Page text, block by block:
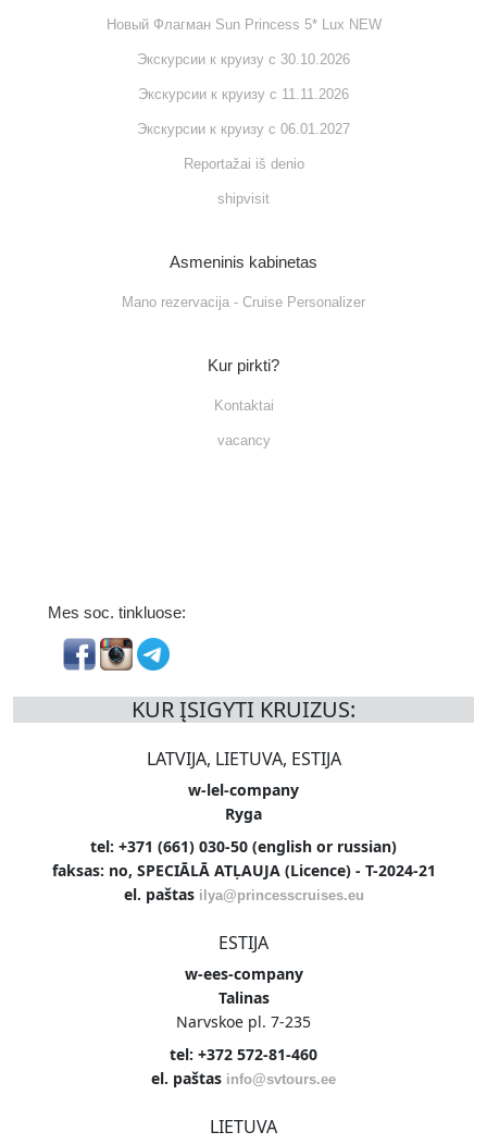
Новый Флагман Sun Princess 5* Lux NEW
Экскурсии к круизу с 30.10.2026
Экскурсии к круизу с 11.11.2026
Экскурсии к круизу с 06.01.2027
Reportažai iš denio
shipvisit
Asmeninis kabinetas
Mano rezervacija - Cruise Personalizer
Kur pirkti?
Kontaktai
vacancy
Mes soc. tinkluose:
KUR ĮSIGYTI KRUIZUS:
LATVIJA, LIETUVA, ESTIJA
w-lel-company
Ryga
tel: +371 (661) 030-50 (english or russian)
faksas: no, SPECIĀLĀ ATĻAUJA (Licence) - T-2024-21
el. paštas ilya@princesscruises.eu
ESTIJA
w-ees-company
Talinas
Narvskoe pl. 7-235
tel: +372 572-81-460
el. paštas info@svtours.ee
LIETUVA